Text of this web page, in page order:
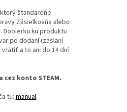
štandardne
Zásielkovňa alebo
Dobierku ku produktu
po dodaní (zaslaní
a to ani do 14 dní
konto STEAM.
tu:manual